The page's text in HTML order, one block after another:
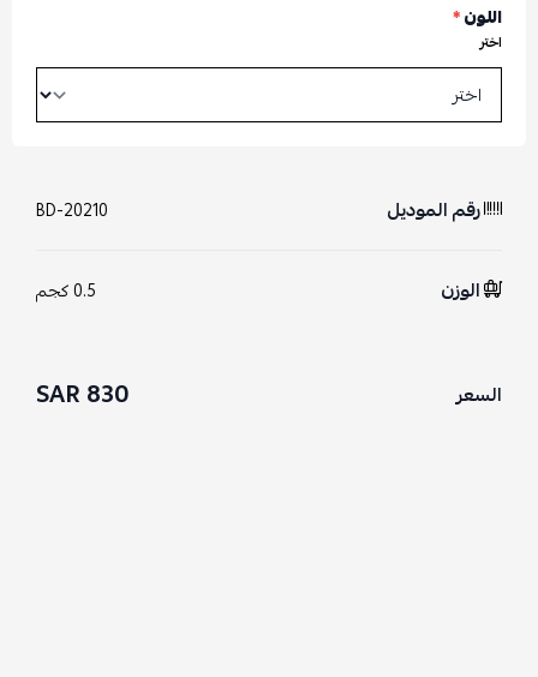
اللون*
اختر
رقم الموديل BD-20210
الوزن 0.5 كجم
السعر 830 SAR